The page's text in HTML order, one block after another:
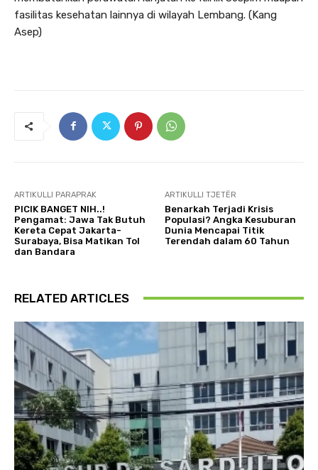
fasilitas kesehatan lainnya di wilayah Lembang. (Kang
Asep)
ARTIKULLI PARAPRAK
PICIK BANGET NIH..!
Pengamat: Jawa Tak Butuh
Kereta Cepat Jakarta-
Surabaya, Bisa Matikan Tol
dan Bandara
ARTIKULLI TJETËR
Benarkah Terjadi Krisis
Populasi? Angka Kesuburan
Dunia Mencapai Titik
Terendah dalam 60 Tahun
RELATED ARTICLES